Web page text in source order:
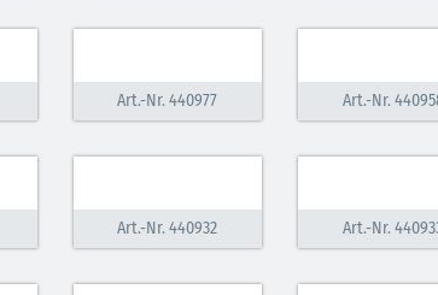
Art.-Nr. 440977 Art.-Nr.
Art.-Nr. 440932 Art.-Nr.